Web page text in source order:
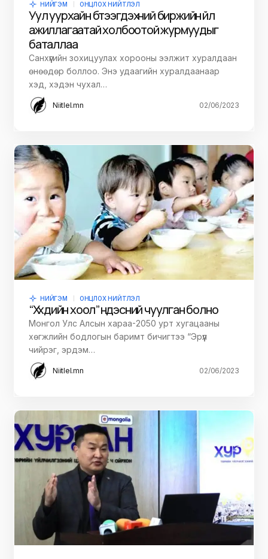
НИЙГЭМ ОНЦЛОХ НИЙТЛЭЛ
Уул уурхайн бүтээгдэхүүний биржийн үйл
ажиллагаатай холбоотой журмуудыг
баталлаа
Санхүүгийн зохицуулах хорооны ээлжит хуралдаан
өнөөдөр боллоо. Энэ удаагийн хуралдаанаар
хэд, хэдэн чухал…
Niitlel.mn 02/06/2023
НИЙГЭМ ОНЦЛОХ НИЙТЛЭЛ
“Хүүхдийн хоол” үндэсний чуулган болно
Монгол Улс Алсын хараа-2050 урт хугацааны
хөгжлийн бодлогын баримт бичигтээ “Эрүүл
чийрэг, эрдэм…
Niitlel.mn 02/06/2023